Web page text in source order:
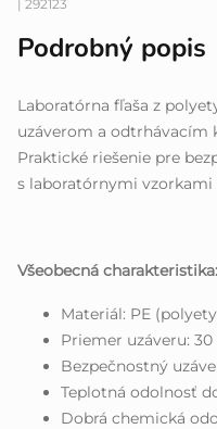
| 292123
Podrobný popis
Laboratórna fľaša z
uzáverom a odtrhávacím
Praktické riešenie pre
s laboratórnymi
Všeobecná charakteristika:
Materiál: PE
Priemer uzáveru:
Bezpečnostný
Teplotná odolnosť
Dobrá chemická